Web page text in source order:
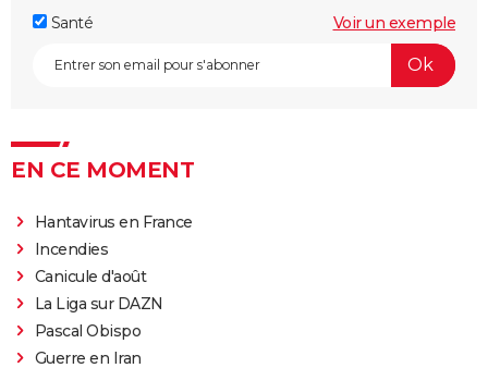
Santé Voir un exemple
EN CE MOMENT
Hantavirus en France
Incendies
Canicule d'août
La Liga sur DAZN
Pascal Obispo
Guerre en Iran